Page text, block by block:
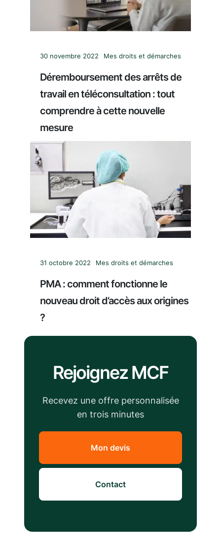
30 novembre 2022 Mes droits et démarches
Déremboursement des arrêts de
travail en téléconsultation : tout
comprendre à cette nouvelle
mesure
31 octobre 2022 Mes droits et démarches
PMA : comment fonctionne le
nouveau droit d’accès aux origines
?
Rejoignez MCF
Recevez une offre personnalisée
en trois minutes
Mon devis
Contact